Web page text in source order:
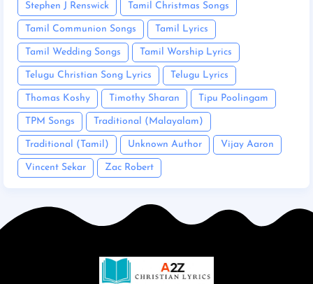
Stephen J Renswick Tamil Christmas Songs
Tamil Communion Songs Tamil Lyrics
Tamil Wedding Songs Tamil Worship Lyrics
Telugu Christian Song Lyrics Telugu Lyrics
Thomas Koshy Timothy Sharan Tipu Poolingam
TPM Songs Traditional (Malayalam)
Traditional (Tamil) Unknown Author Vijay Aaron
Vincent Sekar Zac Robert